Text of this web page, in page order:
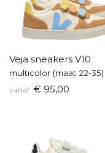
Veja sneakers V10
multicolor (maat 22-35)
vanaf € 95,00